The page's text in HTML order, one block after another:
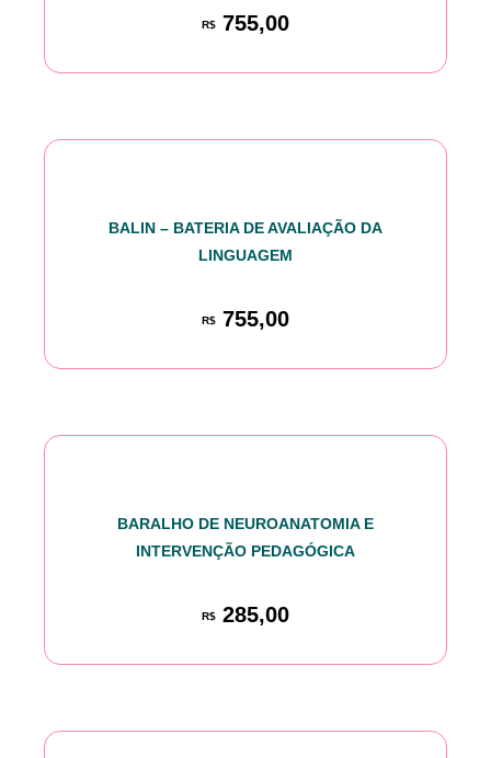
R$ 755,00
BALIN – BATERIA DE AVALIAÇÃO DA
LINGUAGEM
R$ 755,00
BARALHO DE NEUROANATOMIA E
INTERVENÇÃO PEDAGÓGICA
R$ 285,00